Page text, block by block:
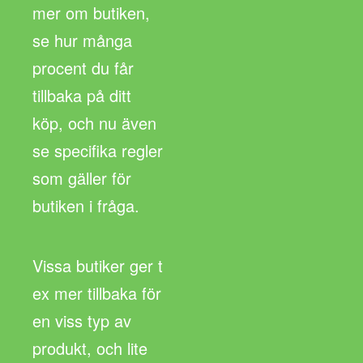
mer om butiken,
se hur många
procent du får
tillbaka på ditt
köp, och nu även
se specifika regler
som gäller för
butiken i fråga.
Vissa butiker ger t
ex mer tillbaka för
en viss typ av
produkt, och lite